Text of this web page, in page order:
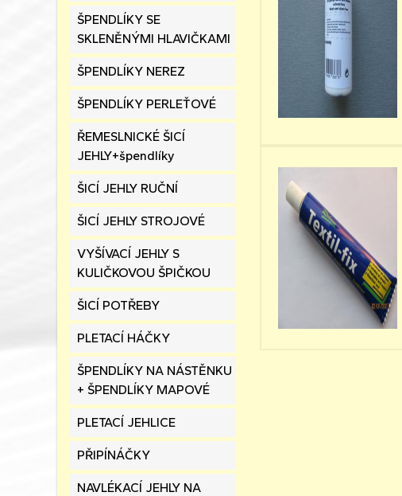
ŠPENDLÍKY SE
SKLENĚNÝMI HLAVIČKAMI
ŠPENDLÍKY NEREZ
ŠPENDLÍKY PERLEŤOVÉ
ŘEMESLNICKÉ ŠICÍ
JEHLY+špendlíky
ŠICÍ JEHLY RUČNÍ
ŠICÍ JEHLY STROJOVÉ
VYŠÍVACÍ JEHLY S
KULIČKOVOU ŠPIČKOU
ŠICÍ POTŘEBY
PLETACÍ HÁČKY
ŠPENDLÍKY NA NÁSTĚNKU
+ ŠPENDLÍKY MAPOVÉ
PLETACÍ JEHLICE
PŘIPÍNÁČKY
NAVLÉKACÍ JEHLY NA